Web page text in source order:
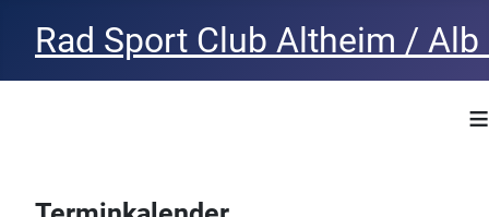
Rad Sport Club Altheim / Alb
≡